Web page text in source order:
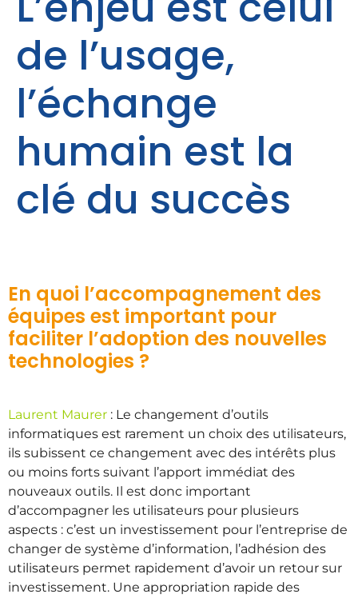
de l’usage,
l’échange
humain est la
clé du succès
En quoi l’accompagnement des
équipes est important pour
faciliter l’adoption des nouvelles
technologies ?
Laurent Maurer : Le changement d’outils
informatiques est rarement un choix des utilisateurs,
ils subissent ce changement avec des intérêts plus
ou moins forts suivant l’apport immédiat des
nouveaux outils. Il est donc important
d’accompagner les utilisateurs pour plusieurs
aspects : c’est un investissement pour l’entreprise de
changer de système d’information, l’adhésion des
utilisateurs permet rapidement d’avoir un retour sur
investissement. Une appropriation rapide des